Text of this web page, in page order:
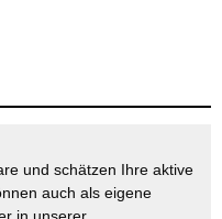
und schätzen Ihre aktive
auch als eigene
in unserer